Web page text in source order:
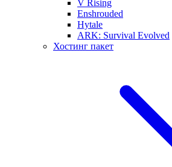
V Rising
Enshrouded
Hytale
ARK: Survival Evolved
Хостинг пакет